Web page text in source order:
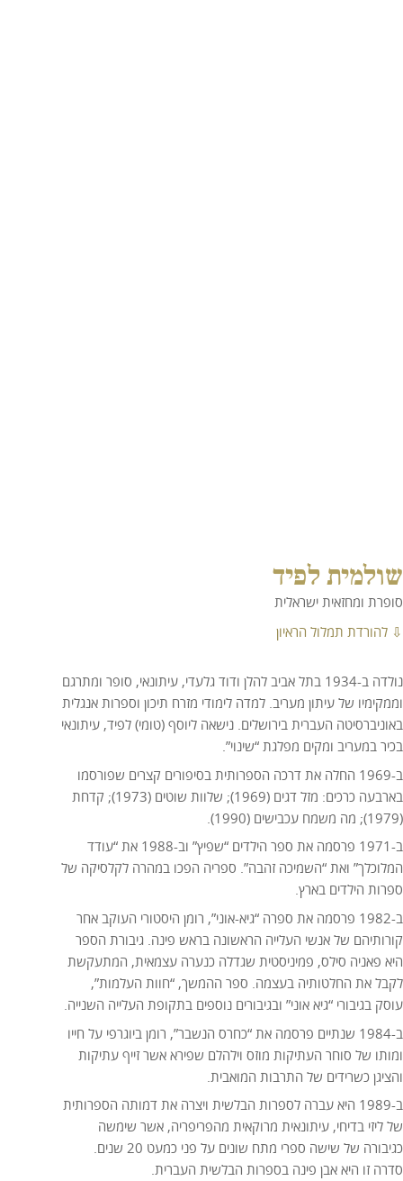
שולמית לפיד
סופרת ומחזאית ישראלית
⇩ להורדת תמלול הראיון
נולדה ב-1934 בתל אביב להלן ודוד גלעדי, עיתונאי, סופר ומתרגם
וממקימיו של עיתון מעריב. למדה לימודי מזרח תיכון וספרות אנגלית
באוניברסיטה העברית בירושלים. נישאה ליוסף (טומי) לפיד, עיתונאי
בכיר במעריב ומקים מפלגת “שינוי”.
ב-1969 החלה את דרכה הספרותית בסיפורים קצרים שפורסמו
בארבעה כרכים: מזל דגים (1969); שלוות שוטים (1973); קדחת
(1979); מה משמח עכבישים (1990).
ב-1971 פרסמה את ספר הילדים “שפיץ” וב-1988 את “עודד
המלוכלך” ואת “השמיכה זהבה”. ספריה הפכו במהרה לקלסיקה של
ספרות הילדים בארץ.
ב-1982 פרסמה את ספרה “גיא-אוני”, רומן היסטורי העוקב אחר
קורותיהם של אנשי העלייה הראשונה בראש פינה. גיבורת הספר
היא פאניה סילס, פמיניסטית שגדלה כנערה עצמאית, המתעקשת
לקבל את החלטותיה בעצמה. ספר ההמשך, “חוות העלמות”,
עוסק בגיבורי “גיא אוני” ובגיבורים נוספים בתקופת העלייה השנייה.
ב-1984 שנתיים פרסמה את “כחרס הנשבר”, רומן ביוגרפי על חייו
ומותו של סוחר העתיקות מוזס וילהלם שפירא אשר זייף עתיקות
והציגן כשרידים של התרבות המואבית.
ב-1989 היא עברה לספרות הבלשית ויצרה את דמותה הספרותית
של ליזי בדיחי, עיתונאית מרוקאית מהפריפריה, אשר שימשה
כגיבורה של שישה ספרי מתח שונים על פני כמעט 20 שנים.
סדרה זו היא אבן פינה בספרות הבלשית העברית.